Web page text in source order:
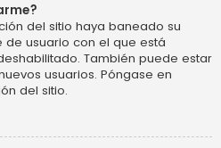
del sitio haya baneado su
usuario con el que está
También puede estar
usuarios. Póngase en
del sitio.